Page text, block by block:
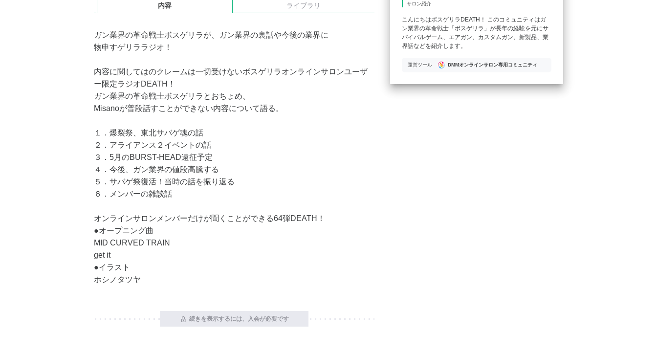
内容 ライブラリ
ガン業界の革命戦士ボスゲリラが、ガン業界の裏話や今後の業界に
物申すゲリララジオ！
内容に関してはのクレームは一切受けないボスゲリラオンラインサロンユーザ
ー限定ラジオDEATH！
ガン業界の革命戦士ボスゲリラとおちょめ、
Misanoが普段話すことができない内容について語る。
１．爆裂祭、東北サバゲ魂の話
２．アライアンス２イベントの話
３．5月のBURST-HEAD遠征予定
４．今後、ガン業界の値段高騰する
５．サバゲ祭復活！当時の話を振り返る
６．メンバーの雑談話
オンラインサロンメンバーだけが聞くことができる64弾DEATH！
●オープニング曲
MID CURVED TRAIN
get it
●イラスト
ホシノタツヤ
続きを表示するには、入会が必要です
サロン紹介
こんにちはボスゲリラDEATH！ このコミュニティはガ
ン業界の革命戦士「ボスゲリラ」が長年の経験を元にサ
バイバルゲーム、エアガン、カスタムガン、新製品、業
界話などを紹介します。
運営ツール DMMオンラインサロン専用コミュニティ